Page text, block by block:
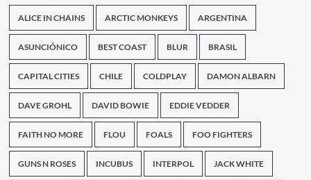
ALICE IN CHAINS ARCTIC MONKEYS ARGENTINA
ASUNCIÓNICO BEST COAST BLUR BRASIL
CAPITAL CITIES CHILE COLDPLAY DAMON ALBARN
DAVE GROHL DAVID BOWIE EDDIE VEDDER
FAITH NO MORE FLOU FOALS FOO FIGHTERS
GUNS N ROSES INCUBUS INTERPOL JACK WHITE